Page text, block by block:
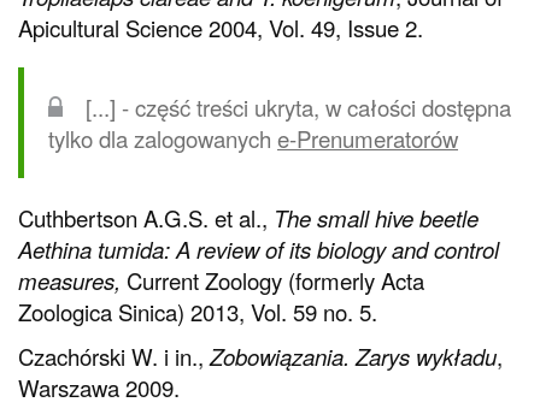
Apicultural Science 2004, Vol. 49, Issue 2.
[...] - część treści ukryta, w całości dostępna
tylko dla zalogowanych e-Prenumeratorów
Cuthbertson A.G.S. et al., The small hive beetle
Aethina tumida: A review of its biology and control
measures, Current Zoology (formerly Acta
Zoologica Sinica) 2013, Vol. 59 no. 5.
Czachórski W. i in., Zobowiązania. Zarys wykładu,
Warszawa 2009.